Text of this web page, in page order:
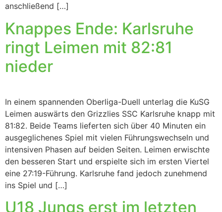
anschließend […]
Knappes Ende: Karlsruhe
ringt Leimen mit 82:81
nieder
In einem spannenden Oberliga-Duell unterlag die KuSG
Leimen auswärts den Grizzlies SSC Karlsruhe knapp mit
81:82. Beide Teams lieferten sich über 40 Minuten ein
ausgeglichenes Spiel mit vielen Führungswechseln und
intensiven Phasen auf beiden Seiten. Leimen erwischte
den besseren Start und erspielte sich im ersten Viertel
eine 27:19-Führung. Karlsruhe fand jedoch zunehmend
ins Spiel und […]
U18 Jungs erst im letzten